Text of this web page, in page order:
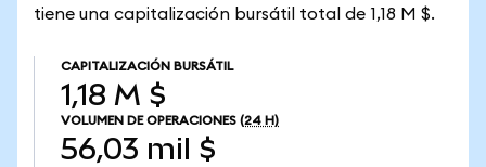
tiene una capitalización bursátil total de 1,18 M $.
CAPITALIZACIÓN BURSÁTIL
1,18 M $
VOLUMEN DE OPERACIONES (24 H)
56,03 mil $